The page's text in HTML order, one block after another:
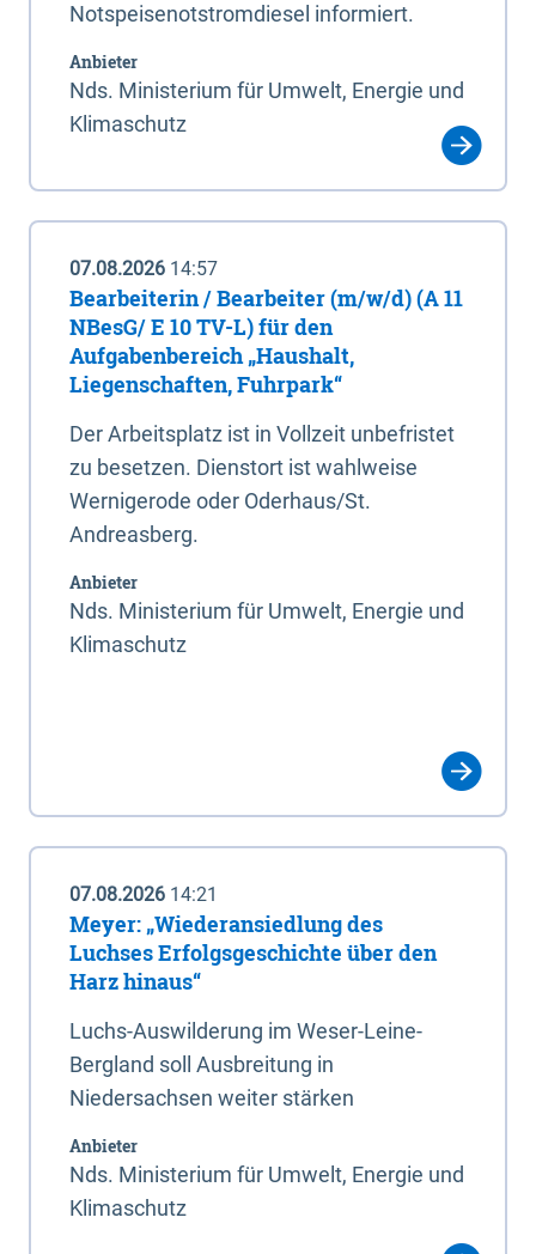
Notspeisenotstromdiesel informiert.
Anbieter
Nds. Ministerium für Umwelt, Energie und
Klimaschutz
07.08.2026 14:57
Bearbeiterin / Bearbeiter (m/w/d) (A 11
NBesG/ E 10 TV-L) für den
Aufgabenbereich „Haushalt,
Liegenschaften, Fuhrpark“
Der Arbeitsplatz ist in Vollzeit unbefristet
zu besetzen. Dienstort ist wahlweise
Wernigerode oder Oderhaus/St.
Andreasberg.
Anbieter
Nds. Ministerium für Umwelt, Energie und
Klimaschutz
07.08.2026 14:21
Meyer: „Wiederansiedlung des
Luchses Erfolgsgeschichte über den
Harz hinaus“
Luchs-Auswilderung im Weser-Leine-
Bergland soll Ausbreitung in
Niedersachsen weiter stärken
Anbieter
Nds. Ministerium für Umwelt, Energie und
Klimaschutz